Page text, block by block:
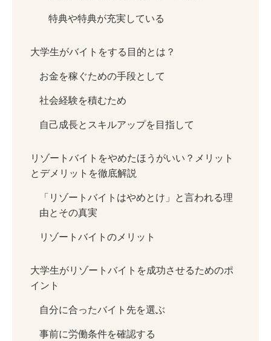
特典や特典が充実している
大学生がバイトをする目的とは？
お金を稼ぐための手段として
社会経験を積むため
自己成長とスキルアップを目指して
リゾートバイトをやめたほうがいい？メリット
とデメリットを徹底解説
「リゾートバイトはやめとけ」と言われる理
由とその真実
リゾートバイトのメリット
大学生がリゾートバイトを成功させるためのポ
イント
自分に合ったバイト先を選ぶ
事前に労働条件を確認する